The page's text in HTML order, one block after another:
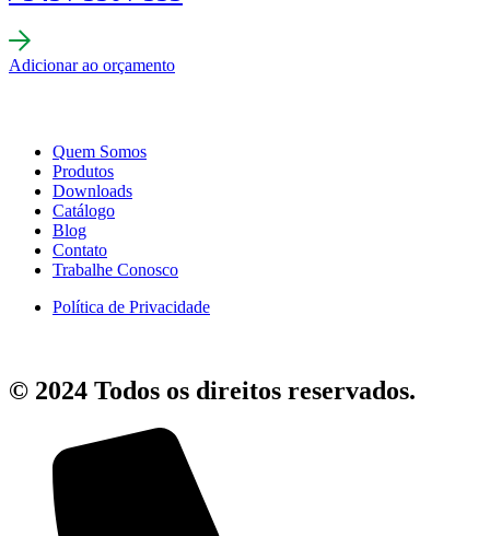
Adicionar ao orçamento
Quem Somos
Produtos
Downloads
Catálogo
Blog
Contato
Trabalhe Conosco
Política de Privacidade
© 2024 Todos os direitos reservados.